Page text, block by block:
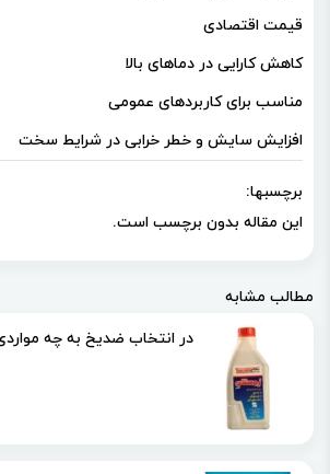
قیمت اقتصادی
کاهش کارایی در دماهای بالا
مناسب برای کاربردهای عمومی
افزایش سایش و خطر خرابی در شرایط سخت
برچسبها:
این مقاله بدون برچسب است.
مطالب مشابه
در انتخاب ضدیخ به چه